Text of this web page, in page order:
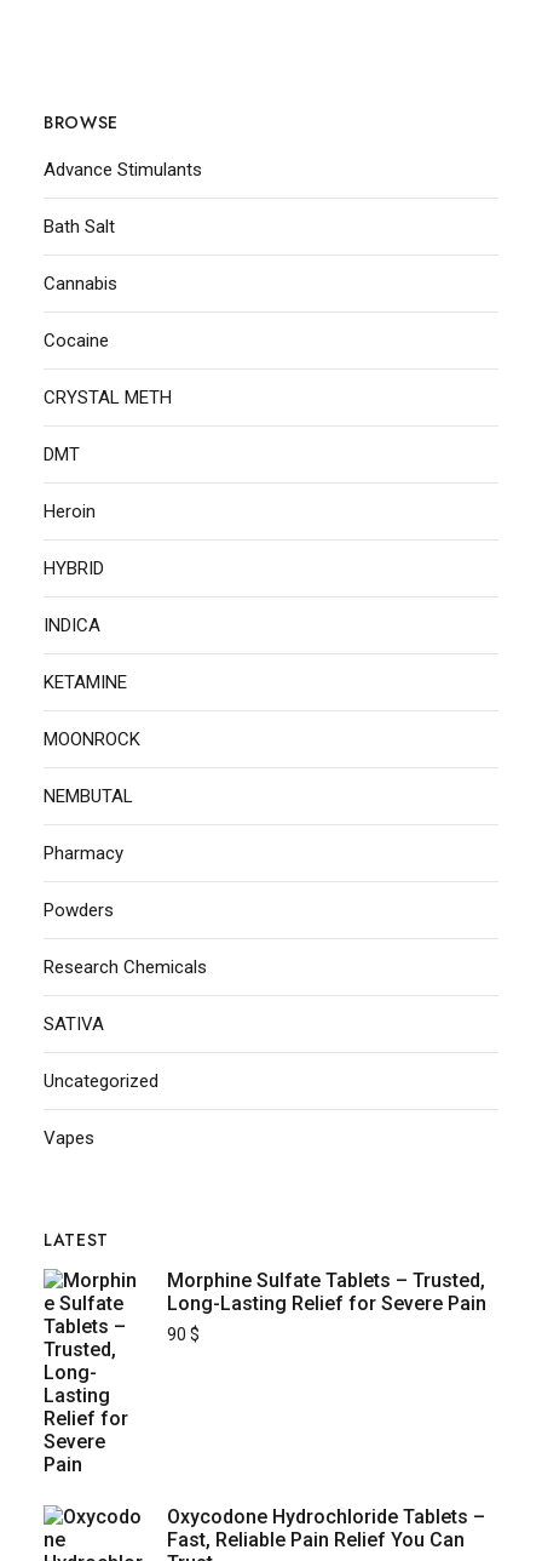
BROWSE
Advance Stimulants
Bath Salt
Cannabis
Cocaine
CRYSTAL METH
DMT
Heroin
HYBRID
INDICA
KETAMINE
MOONROCK
NEMBUTAL
Pharmacy
Powders
Research Chemicals
SATIVA
Uncategorized
Vapes
LATEST
Morphine Sulfate Tablets – Trusted,
Long-Lasting Relief for Severe Pain
90 $
Oxycodone Hydrochloride Tablets –
Fast, Reliable Pain Relief You Can